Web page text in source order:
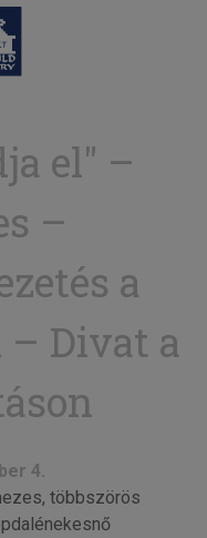
el" –
–
a
– Divat a
4.
többszörös